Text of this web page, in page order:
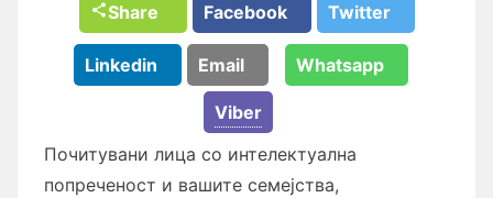
Share Facebook Twitter
Linkedin Email Whatsapp
Viber
Почитувани лица со интелектуална
попреченост и вашите семејства,